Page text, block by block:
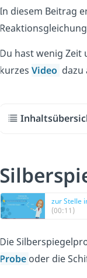
In diesem Beitrag
Du hast wenig
kurzes Video dazu
zur Stelle
(00:11)
Die
Probe oder die